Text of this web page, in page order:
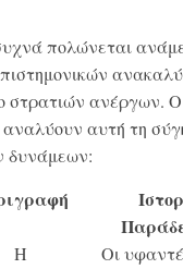
πολώνεται
στρατιών ανέργων.
αναλύουν αυτή τη
δυνάμεων:
Η
Οι